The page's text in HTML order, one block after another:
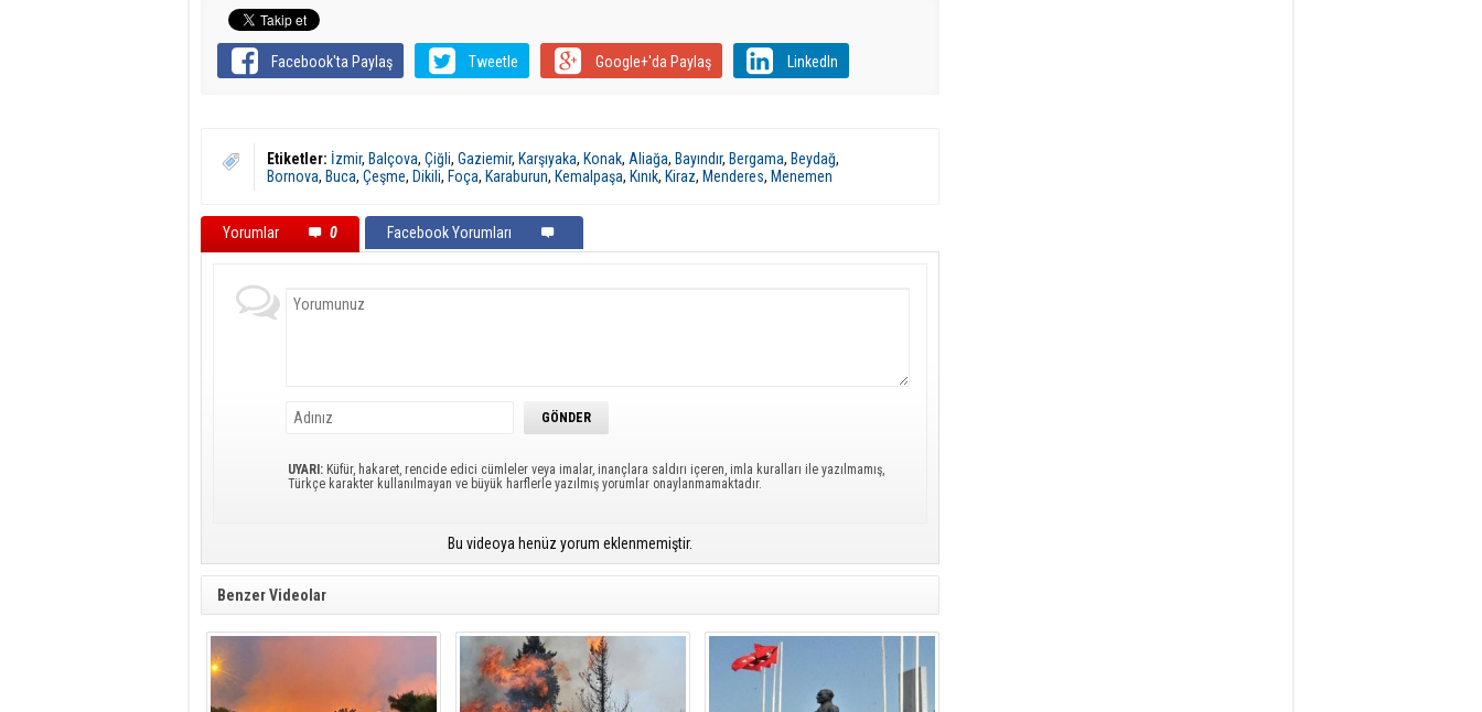
Facebook'ta Paylaş Tweetle Google+'da Paylaş LinkedIn
Etiketler: İzmir, Balçova, Çiğli, Gaziemir, Karşıyaka, Konak, Aliağa, Bayındır, Bergama, Beydağ,
Bornova, Buca, Çeşme, Dikili, Foça, Karaburun, Kemalpaşa, Kınık, Kiraz, Menderes, Menemen
Yorumlar 0 Facebook Yorumları
UYARI: Küfür, hakaret, rencide edici cümleler veya imalar, inançlara saldırı içeren, imla kuralları ile yazılmamış,
Türkçe karakter kullanılmayan ve büyük harflerle yazılmış yorumlar onaylanmamaktadır.
Bu videoya henüz yorum eklenmemiştir.
Benzer Videolar